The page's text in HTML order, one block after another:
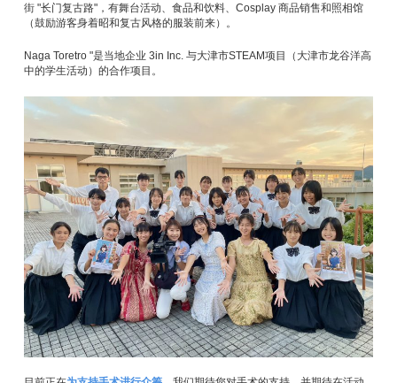
街 "长门复古路"，有舞台活动、食品和饮料、Cosplay 商品销售和照相馆
（鼓励游客身着昭和复古风格的服装前来）。
Naga Toretro "是当地企业 3in Inc. 与大津市STEAM项目（大津市龙谷洋高
中的学生活动）的合作项目。